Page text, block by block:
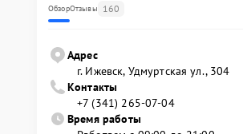
ОбзорОтзывы 160
Адрес
г. Ижевск, Удмуртская ул., 304
Контакты
+7 (341) 265-07-04
Время работы